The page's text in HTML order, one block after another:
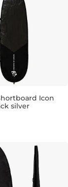
Icon
silver